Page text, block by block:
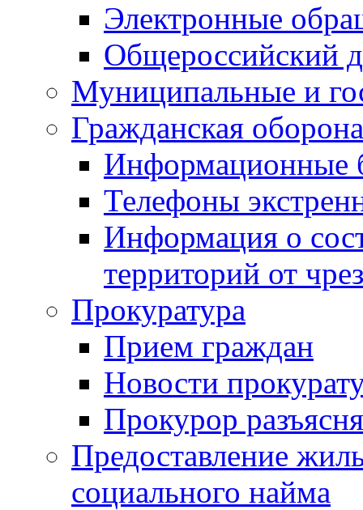
Электронные
Общероссийский
Муниципальные и
Гражданская
Информационные
Телефоны
Информация о
территорий от
Прокуратура
Прием граждан
Новости
Прокурор
Предоставление
социального найма